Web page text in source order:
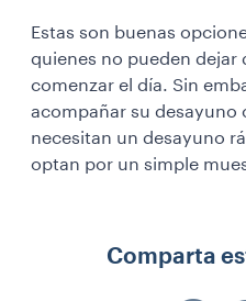
Estas son buenas
quienes no pueden dejar
comenzar el día. Sin
acompañar su desayuno
necesitan un desayuno
optan por un simple
Comparta